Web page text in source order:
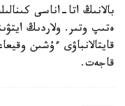
بالانىڭ اتا-اناسى
ەتىپ وتىر. ولاردىڭ
قايتالانباۋى ءۇشىن
قاجەت.